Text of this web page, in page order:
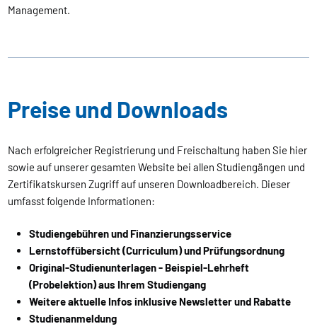
Management.
Preise und Downloads
Nach erfolgreicher Registrierung und Freischaltung haben Sie hier
sowie auf unserer gesamten Website bei allen Studiengängen und
Zertifikatskursen Zugriff auf unseren Downloadbereich. Dieser
umfasst folgende Informationen:
Studiengebühren und Finanzierungsservice
Lernstoffübersicht (Curriculum) und Prüfungsordnung
Original-Studienunterlagen - Beispiel-Lehrheft
(Probelektion) aus Ihrem Studiengang
Weitere aktuelle Infos inklusive Newsletter und Rabatte
Studienanmeldung